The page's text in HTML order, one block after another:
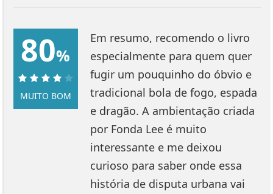
80%
80%
MUITO BOM
Em resumo, recomendo o livro
especialmente para quem quer
fugir um pouquinho do óbvio e
tradicional bola de fogo, espada
e dragão. A ambientação criada
por Fonda Lee é muito
interessante e me deixou
curioso para saber onde essa
história de disputa urbana vai